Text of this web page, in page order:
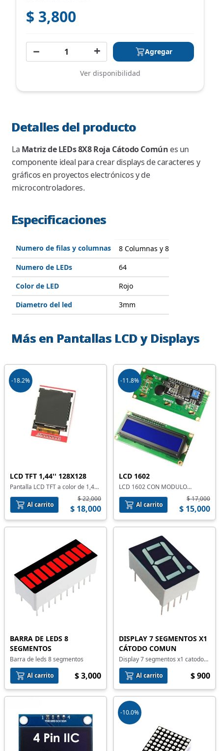
$ 3,800
− + Agregar
Ver disponibilidad
Detalles del producto
La Matriz de LEDs 8X8 Roja Cátodo Común es un
componente ideal para crear displays de caracteres y
gráficos en proyectos electrónicos y de
microcontroladores.
Especificaciones
Numero de filas y columnas
8 Columnas y 8 filas
Numero de LEDs
64
Color de LED
Rojo
Diametro del led
3mm
Más en Pantallas LCD y Displays
-18.2%
LCD TFT 1,44'' 128X128
Pantalla LCD TFT a color de 1,44"
128X128 ILI9163
Al carrito
$ 22,000
$ 18,000
-11.8%
LCD 1602
LCD 1602 CON MODULO
INTERFAZ I2C
Al carrito
$ 17,000
$ 15,000
BARRA DE LEDS 8
SEGMENTOS
Barra de leds 8 segmentos
Al carrito
$ 3,000
DISPLAY 7 SEGMENTOS X1
CÁTODO COMUN
Display 7 segmentos x1 catodo
comun
Al carrito
$ 900
-10.0%